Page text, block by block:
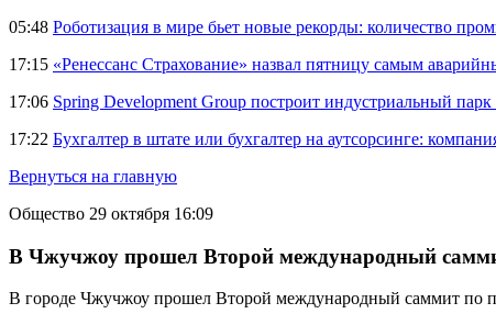
05:48 Роботизация в мире бьет новые рекорды: количество
17:15 «Ренессанс Страхование» назвал пятницу самым
17:06 Spring Development Group построит индустриальный
17:22 Бухгалтер в штате или бухгалтер на аутсорсинге:
Вернуться на главную
Общество 29 октября 16:09
В Чжучжоу прошел Второй международный
В городе Чжучжоу прошел Второй международный саммит по